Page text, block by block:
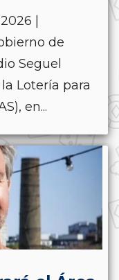
|
de
Seguel
Lotería para
en...